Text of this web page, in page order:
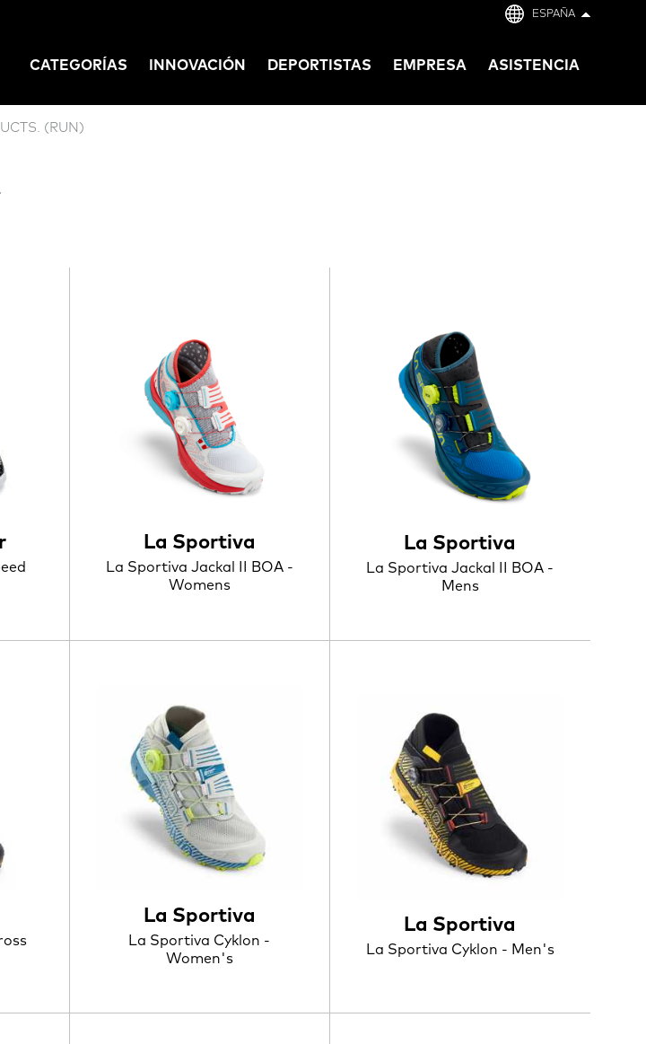
ESPAÑA
CATEGORÍAS INNOVACIÓN DEPORTISTAS EMPRESA ASISTENCIA
(RUN)
La Sportiva
La Sportiva Jackal II BOA -
Womens
La Sportiva
La Sportiva Jackal II BOA -
Mens
La Sportiva
La Sportiva Cyklon -
Women's
La Sportiva
La Sportiva Cyklon - Men's